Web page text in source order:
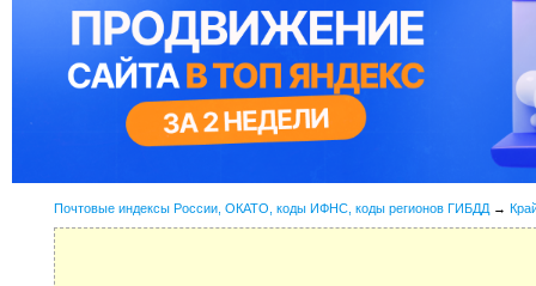
Почтовые индексы России, ОКАТО, коды ИФНС, коды регионов ГИБДД →